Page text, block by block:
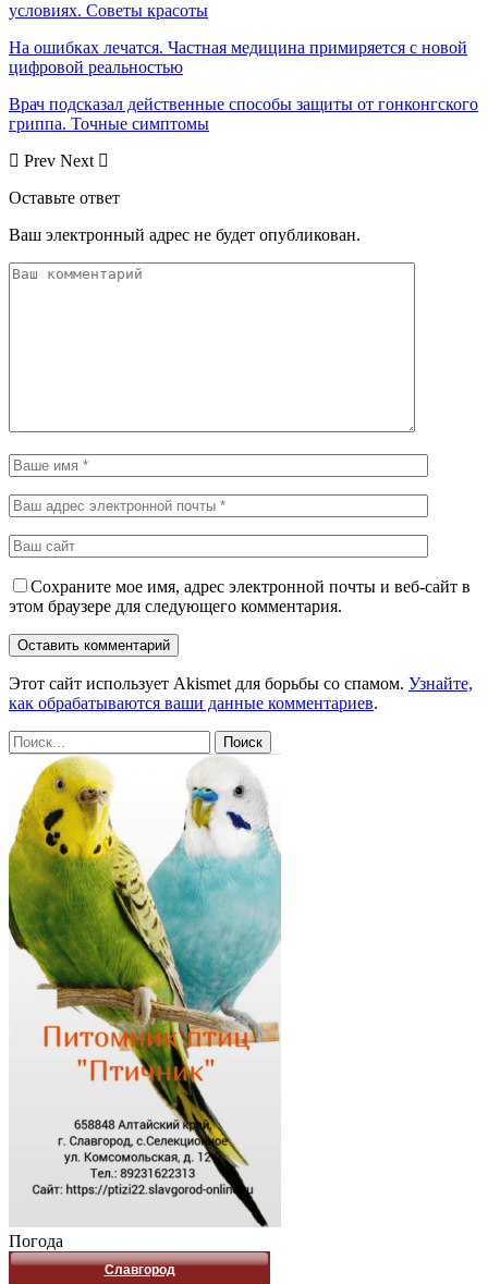
условиях. Советы красоты
На ошибках лечатся. Частная медицина примиряется с новой
цифровой реальностью
Врач подсказал действенные способы защиты от гонконгского
гриппа. Точные симптомы
Prev Next
Оставьте ответ
Ваш электронный адрес не будет опубликован.
Сохраните мое имя, адрес электронной почты и веб-сайт в
этом браузере для следующего комментария.
Этот сайт использует Akismet для борьбы со спамом. Узнайте,
как обрабатываются ваши данные комментариев.
Погода
Славгород